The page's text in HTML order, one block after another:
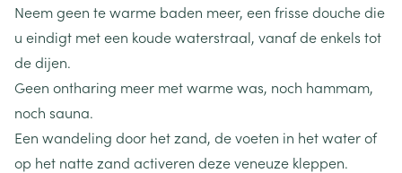
Neem geen te warme baden meer, een frisse douche die
u eindigt met een koude waterstraal, vanaf de enkels tot
de dijen.
Geen ontharing meer met warme was, noch hammam,
noch sauna.
Een wandeling door het zand, de voeten in het water of
op het natte zand activeren deze veneuze kleppen.